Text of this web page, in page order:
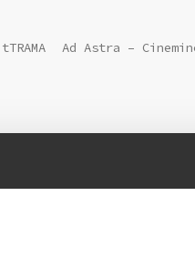
tTRAMA Ad Astra –